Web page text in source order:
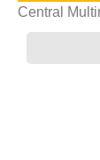
Central